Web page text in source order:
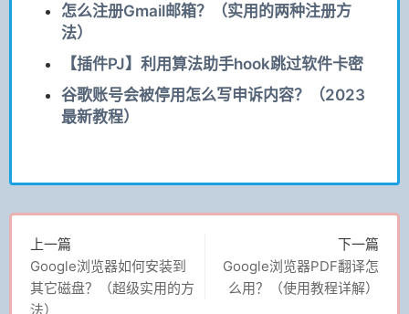
怎么注册Gmail邮箱？（实用的两种注册方
法）
【插件PJ】利用算法助手hook跳过软件卡密
谷歌账号会被停用怎么写申诉内容？（2023
最新教程）
上一篇
Google浏览器如何安装到
其它磁盘？（超级实用的方
法）
下一篇
Google浏览器PDF翻译怎
么用？（使用教程详解）